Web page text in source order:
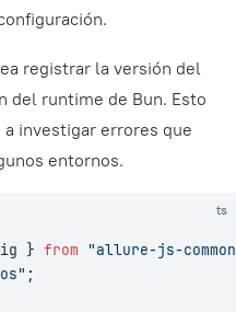
registrar la versión del
del runtime de Bun. Esto
investigar errores que
entornos.
ts
} from "allure-js-
;